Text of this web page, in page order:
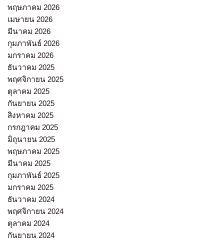
พฤษภาคม 2026
เมษายน 2026
มีนาคม 2026
กุมภาพันธ์ 2026
มกราคม 2026
ธันวาคม 2025
พฤศจิกายน 2025
ตุลาคม 2025
กันยายน 2025
สิงหาคม 2025
กรกฎาคม 2025
มิถุนายน 2025
พฤษภาคม 2025
มีนาคม 2025
กุมภาพันธ์ 2025
มกราคม 2025
ธันวาคม 2024
พฤศจิกายน 2024
ตุลาคม 2024
กันยายน 2024